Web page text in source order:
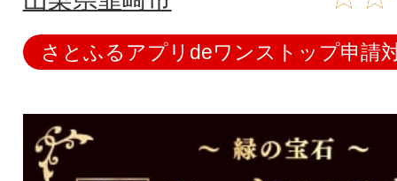
さとふるアプリdeワンストップ申請